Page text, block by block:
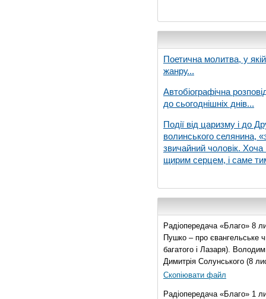
Поетична молитва, у
жанру...
Автобіографічна
до сьогоднішніх днів...
Події від царизму і до
волинського селянина,
звичайний чоловік. Хоча
щирим серцем, і саме
Радіопередача «Благо» 8
Пушко – про євангельське
багатого і Лазаря).
Димитрія Солунського (8
Скопіювати файл
Радіопередача «Благо» 1